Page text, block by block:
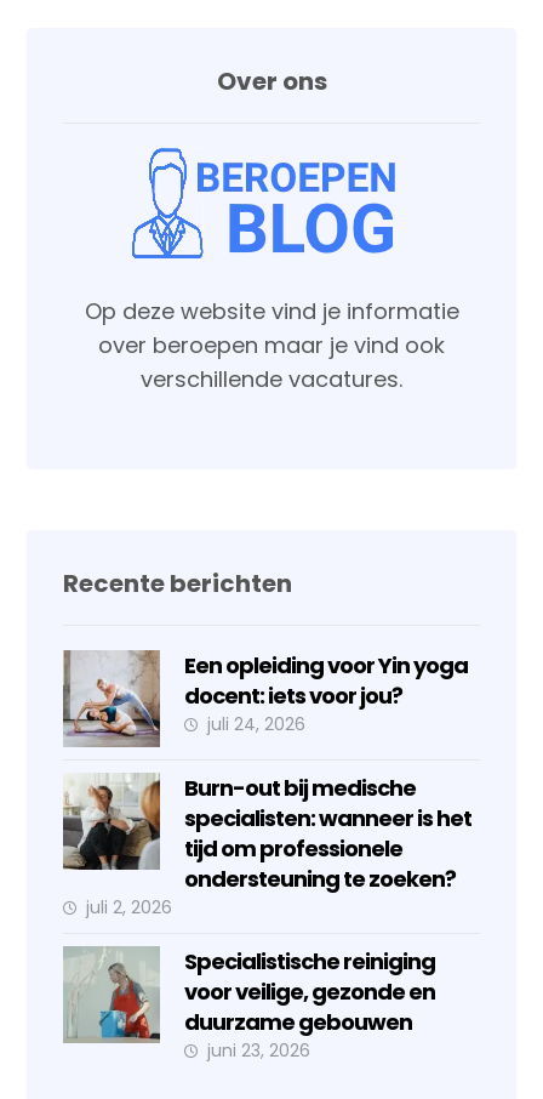
Over ons
Op deze website vind je informatie
over beroepen maar je vind ook
verschillende vacatures.
Recente berichten
Een opleiding voor Yin yoga
docent: iets voor jou?
juli 24, 2026
Burn-out bij medische
specialisten: wanneer is het
tijd om professionele
ondersteuning te zoeken?
juli 2, 2026
Specialistische reiniging
voor veilige, gezonde en
duurzame gebouwen
juni 23, 2026